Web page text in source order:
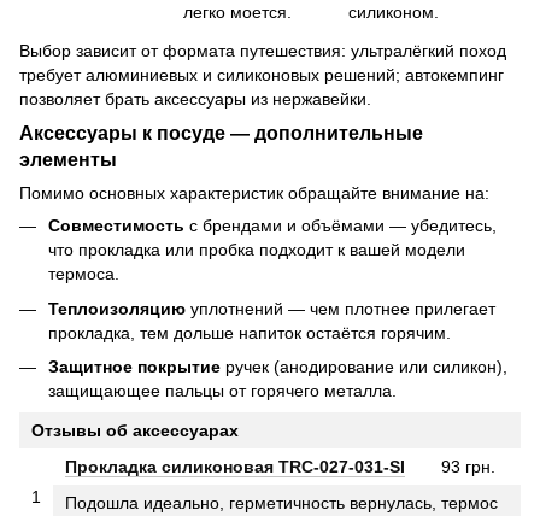
легко моется.
силиконом.
Выбор зависит от формата путешествия: ультралёгкий поход
требует алюминиевых и силиконовых решений; автокемпинг
позволяет брать аксессуары из нержавейки.
Аксессуары к посуде — дополнительные
элементы
Помимо основных характеристик обращайте внимание на:
Совместимость с брендами и объёмами — убедитесь,
что прокладка или пробка подходит к вашей модели
термоса.
Теплоизоляцию уплотнений — чем плотнее прилегает
прокладка, тем дольше напиток остаётся горячим.
Защитное покрытие ручек (анодирование или силикон),
защищающее пальцы от горячего металла.
Отзывы об аксессуарах
1
Прокладка силиконовая TRC-027-031-SI
93 грн.
Подошла идеально, герметичность вернулась, термос